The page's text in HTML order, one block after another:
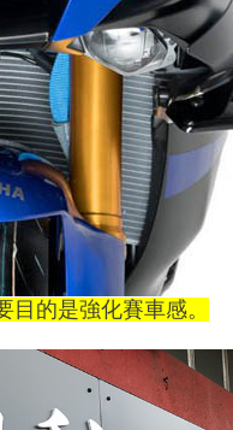
的是強化賽車感。